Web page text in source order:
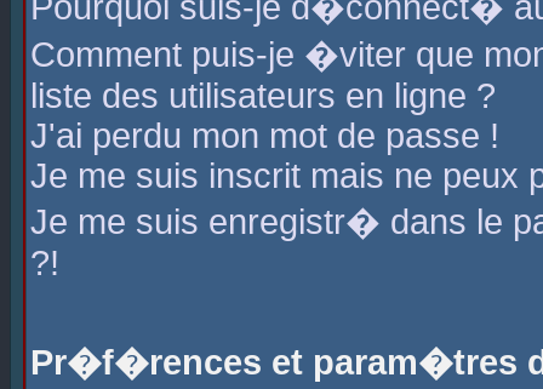
Comment puis-je �viter que
liste des utilisateurs en ligne ?
J'ai perdu mon mot de passe !
Je me suis inscrit mais ne peux
Je me suis enregistr� dans le
?!
Pr�f�rences et param�tres